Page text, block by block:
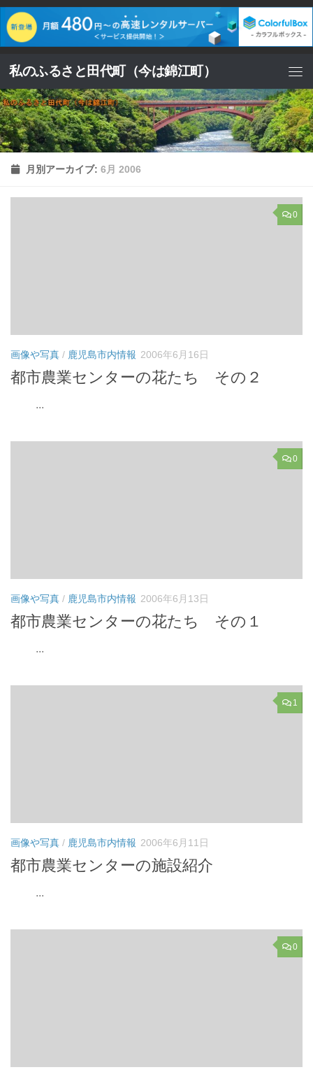
コンテンツへスキップ
私のふるさと田代町（今は錦江町）
月別アーカイブ: 6月 2006
0
画像や写真 / 鹿児島市内情報 2006年6月16日
都市農業センターの花たち その２
...
0
画像や写真 / 鹿児島市内情報 2006年6月13日
都市農業センターの花たち その１
...
1
画像や写真 / 鹿児島市内情報 2006年6月11日
都市農業センターの施設紹介
...
0